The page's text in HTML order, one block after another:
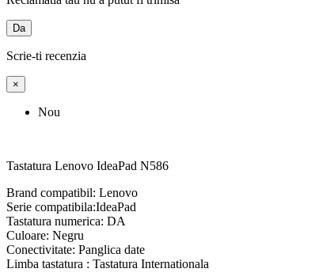
Da
Scrie-ti recenzia
×
Nou
Tastatura Lenovo IdeaPad N586
Brand compatibil: Lenovo
Serie compatibila:IdeaPad
Tastatura numerica: DA
Culoare: Negru
Conectivitate: Panglica date
Limba tastatura : Tastatura Internationala